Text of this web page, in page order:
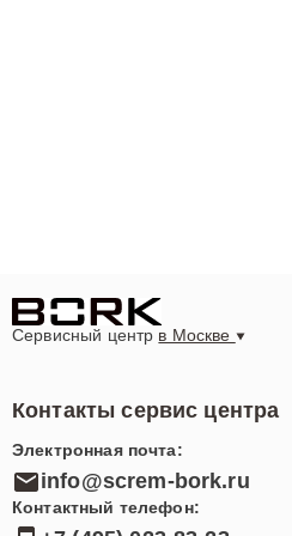
Сервисный центр в Москве
Контакты сервис центра
Электронная почта:
info@screm-bork.ru
Контактный телефон: